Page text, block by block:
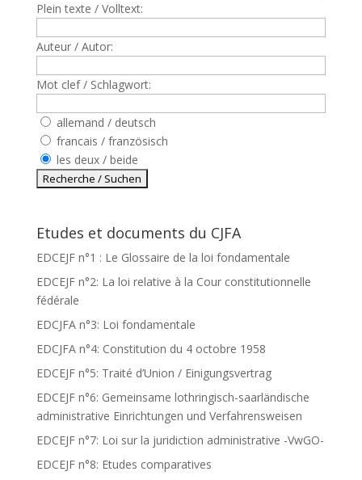
Plein texte / Volltext:
Auteur / Autor:
Mot clef / Schlagwort:
allemand / deutsch
francais / französisch
les deux / beide
Etudes et documents du CJFA
EDCEJF n°1 : Le Glossaire de la loi fondamentale
EDCEJF n°2: La loi relative à la Cour constitutionnelle
fédérale
EDCJFA n°3: Loi fondamentale
EDCJFA n°4: Constitution du 4 octobre 1958
EDCEJF n°5: Traité d’Union / Einigungsvertrag
EDCEJF n°6: Gemeinsame lothringisch-saarländische
administrative Einrichtungen und Verfahrensweisen
EDCEJF n°7: Loi sur la juridiction administrative -VwGO-
EDCEJF n°8: Etudes comparatives